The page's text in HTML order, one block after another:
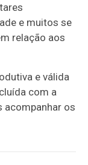
e muitos se
relação aos
e válida
com a
acompanhar os